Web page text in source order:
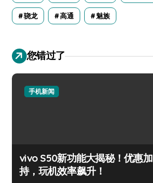
骁龙 高通 魅族
您错过了
手机新闻
vivo S50新功能大揭秘！优惠加
持，玩机效率飙升！